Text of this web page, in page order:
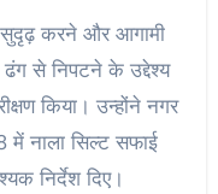
सुदृढ़ करने और आगामी
ढंग से निपटने के उद्देश्य
किया। उन्होंने नगर
में नाला सिल्ट सफाई
निर्देश दिए।